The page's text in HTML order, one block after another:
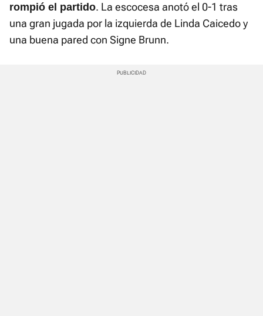
rompió el partido. La escocesa anotó el 0-1 tras
una gran jugada por la izquierda de Linda Caicedo y
una buena pared con Signe Brunn.